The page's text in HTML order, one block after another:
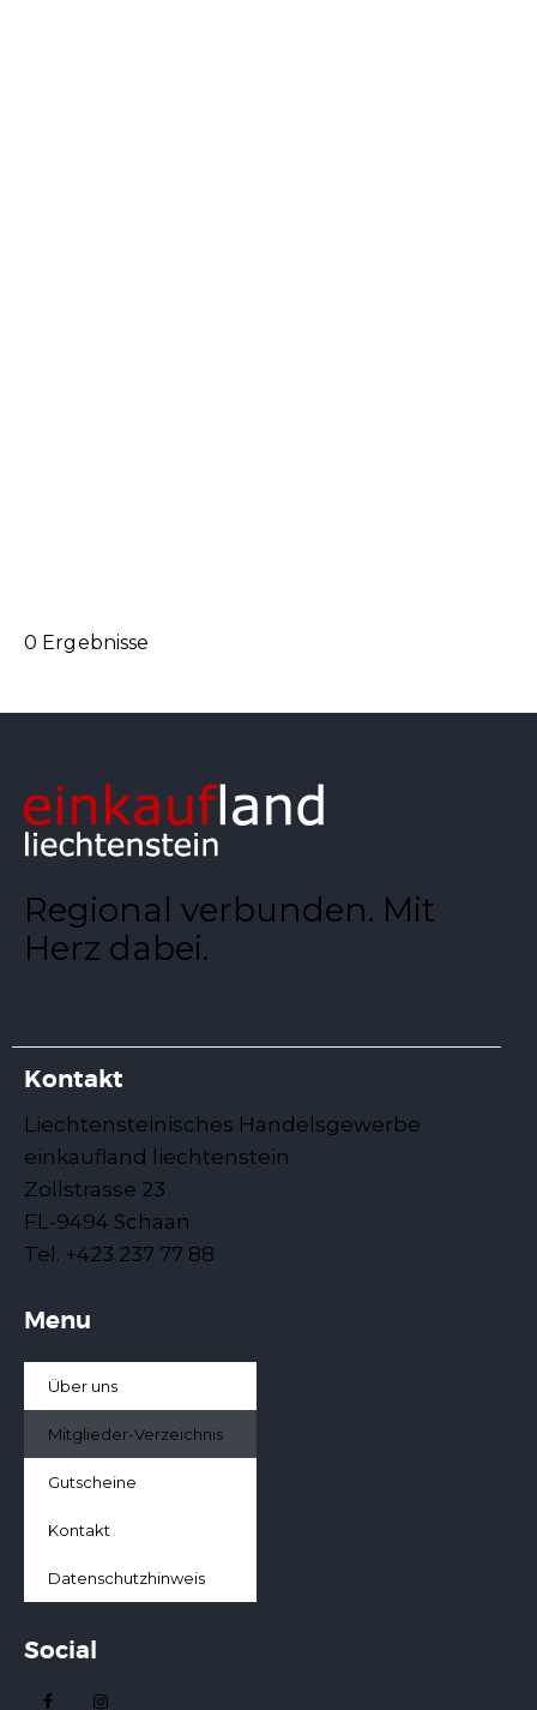
0 Ergebnisse
Regional verbunden. Mit
Herz dabei.
Kontakt
Liechtensteinisches Handelsgewerbe
einkaufland liechtenstein
Zollstrasse 23
FL-9494 Schaan
Tel. +423 237 77 88
Menu
Über uns
Mitglieder-Verzeichnis
Gutscheine
Kontakt
Datenschutzhinweis
Social